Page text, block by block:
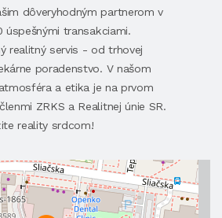
dôveryhodným partnerom v
úspešnými transakciami.
realitný servis - od trhovej
poradenstvo. V našom
a etika je na prvom
ZRKS a Realitnej únie SR.
reality srdcom!